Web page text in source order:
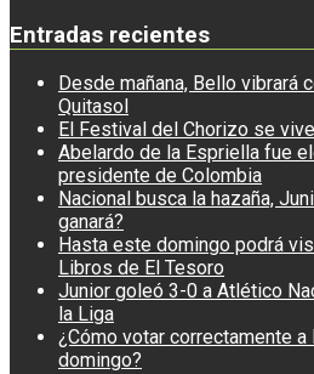
Entradas recientes
Desde mañana, Bello vibrará
Quitasol
El Festival del Chorizo se
Abelardo de la Espriella fue
presidente de Colombia
Nacional busca la hazaña,
ganará?
Hasta este domingo podrá
Libros de El Tesoro
Junior goleó 3-0 a Atlético
la Liga
¿Cómo votar correctamente
domingo?